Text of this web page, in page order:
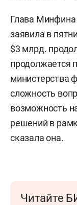
Глава
заявила в
$3 млрд.
продолжается
министерства
сложность
возможность
решений в
сказала она.
Читайте